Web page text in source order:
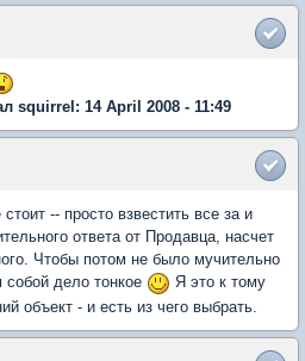
squirrel: 14 April 2008 - 11:49
-- просто взвестить все за и
ответа от Продавца, насчет
Чтобы потом не было мучительно
дело тонкое
Я это к тому
объект - и есть из чего выбрать.